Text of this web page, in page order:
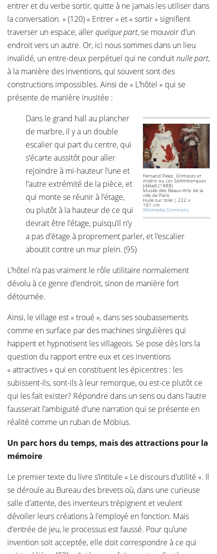
entrer et du verbe sortir, quitte à ne jamais les utiliser dans
la conversation. » (120) « Entrer » et « sortir » signifient
traverser un espace, allerquelque part, se mouvoir d’un
endroit vers un autre. Or, ici nous sommes dans un lieu
invalidé, un entre-deux perpétuel qui ne conduitnulle part,
à la manière des inventions, qui souvent sont des
constructions impossibles. Ainsi de « L’hôtel » qui se
présente de manière inusitée :
Fernand Pelez,Grimaces et
misère ouLes Saltimbanques
(détail) (1888)
Musée des Beaux-Arts de la
ville de Paris
Huile sur toile | 222 x
161 cm
Wikimedia Commons
Dans le grand hall au plancher
de marbre, il y a un double
escalier qui part du centre, qui
s’écarte aussitôt pour aller
rejoindre à mi-hauteur l’une et
l’autre extrémité de la pièce, et
qui monte se réunir à l’étage,
ou plutôt à la hauteur de ce qui
devrait être l’étage, puisqu’il n’y
a pas d’étage à proprement parler, et l’escalier
aboutit contre un mur plein. (95)
L’hôtel n’a pas vraiment le rôle utilitaire normalement
dévolu à ce genre d’endroit, sinon de manière fort
détournée.
Ainsi, le village est « troué », dans ses soubassements
comme en surface par des machines singulières qui
happent et hypnotisent les villageois. Se pose dès lors la
question du rapport entre eux et ces inventions
« attractives » qui en constituent les épicentres : les
subissent-ils, sont-ils à leur remorque, ou est-ce plutôt ce
qui les fait exister? Répondre dans un sens ou dans l’autre
fausserait l’ambiguïté d’une narration qui se présente en
réalité comme un ruban de Möbius.
Un parc hors du temps, mais des attractions pour la
mémoire
Le premier texte du livre s’intitule « Le discours d’utilité ». Il
se déroule au Bureau des brevets où, dans une curieuse
salle d’attente, des inventeurs trépignent et veulent
dévoiler leurs créations à l’employé en fonction. Mais
d’entrée de jeu, le processus est faussé. Pour qu’une
invention soit acceptée, elle doit correspondre à ce qui